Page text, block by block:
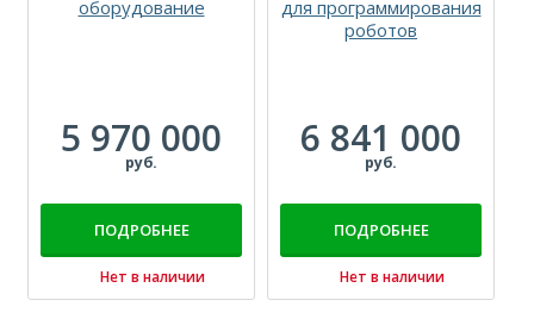
оборудование
5 970 000
руб.
ПОДРОБНЕЕ
Нет в наличии
для программирования
роботов
6 841 000
руб.
ПОДРОБНЕЕ
Нет в наличии